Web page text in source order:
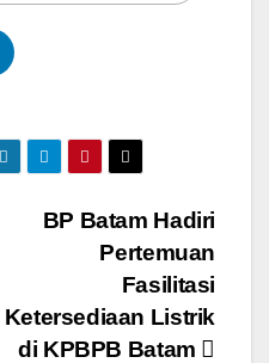
BP Batam Hadiri
Pertemuan
Fasilitasi
Ketersediaan Listrik
di KPBPB Batam